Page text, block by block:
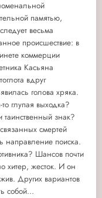
памятью,
весьма
происшествие: в
коммерции
Касьяна
вдруг
голова хряка.
то глупая выходка?
таинственный знак?
смертей
направление поиска.
Шансов почти
хитер, жесток. И он
Других вариантов
собой…